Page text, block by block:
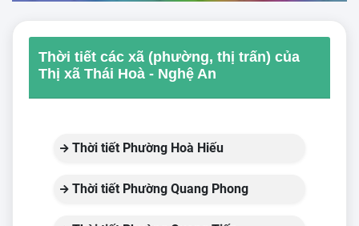
Thời tiết các xã (phường, thị trấn) của
Thị xã Thái Hoà - Nghệ An
Thời tiết Phường Hoà Hiếu
Thời tiết Phường Quang Phong